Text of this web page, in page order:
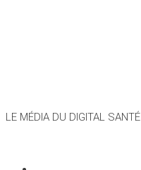
LE MÉDIA DU DIGITAL SANTÉ